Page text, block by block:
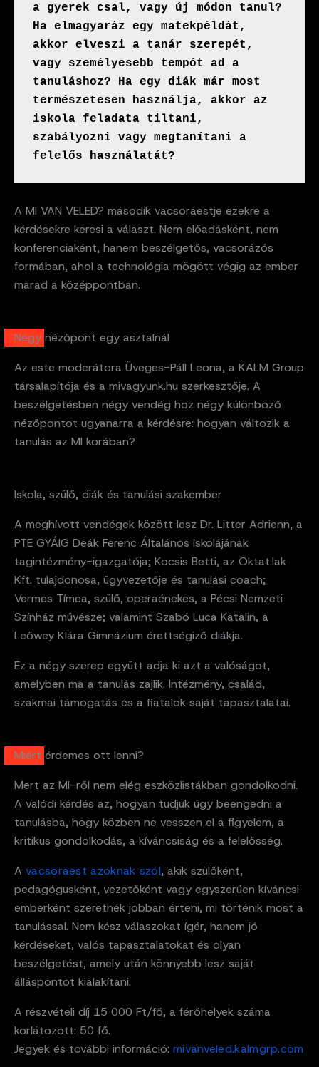
a gyerek csal, vagy új módon tanul?
Ha elmagyaráz egy matekpéldát,
akkor elveszi a tanár szerepét,
vagy személyesebb tempót ad a
tanuláshoz? Ha egy diák már most
természetesen használja, akkor az
iskola feladata tiltani,
szabályozni vagy megtanítani a
felelős használatát?
A MI VAN VELED? második vacsoraestje ezekre a
kérdésekre keresi a választ. Nem előadásként, nem
konferenciaként, hanem beszélgetős, vacsorázós
formában, ahol a technológia mögött végig az ember
marad a középpontban.
Négy nézőpont egy asztalnál
Az este moderátora Üveges-Páll Leona, a KALM Group
társalapítója és a mivagyunk.hu szerkesztője. A
beszélgetésben négy vendég hoz négy különböző
nézőpontot ugyanarra a kérdésre: hogyan változik a
tanulás az MI korában?
Iskola, szülő, diák és tanulási szakember
A meghívott vendégek között lesz Dr. Litter Adrienn, a
PTE GYÁIG Deák Ferenc Általános Iskolájának
tagintézmény-igazgatója; Kocsis Betti, az Oktat.lak
Kft. tulajdonosa, ügyvezetője és tanulási coach;
Vermes Tímea, szülő, operaénekes, a Pécsi Nemzeti
Színház művésze; valamint Szabó Luca Katalin, a
Leőwey Klára Gimnázium érettségiző diákja.
Ez a négy szerep együtt adja ki azt a valóságot,
amelyben ma a tanulás zajlik. Intézmény, család,
szakmai támogatás és a fiatalok saját tapasztalatai.
Miért érdemes ott lenni?
Mert az MI-ről nem elég eszközlistákban gondolkodni.
A valódi kérdés az, hogyan tudjuk úgy beengedni a
tanulásba, hogy közben ne vesszen el a figyelem, a
kritikus gondolkodás, a kíváncsiság és a felelősség.
A vacsoraest azoknak szól, akik szülőként,
pedagógusként, vezetőként vagy egyszerűen kíváncsi
emberként szeretnék jobban érteni, mi történik most a
tanulással. Nem kész válaszokat ígér, hanem jó
kérdéseket, valós tapasztalatokat és olyan
beszélgetést, amely után könnyebb lesz saját
álláspontot kialakítani.
A részvételi díj 15 000 Ft/fő, a férőhelyek száma
korlátozott: 50 fő.
Jegyek és további információ: mivanveled.kalmgrp.com